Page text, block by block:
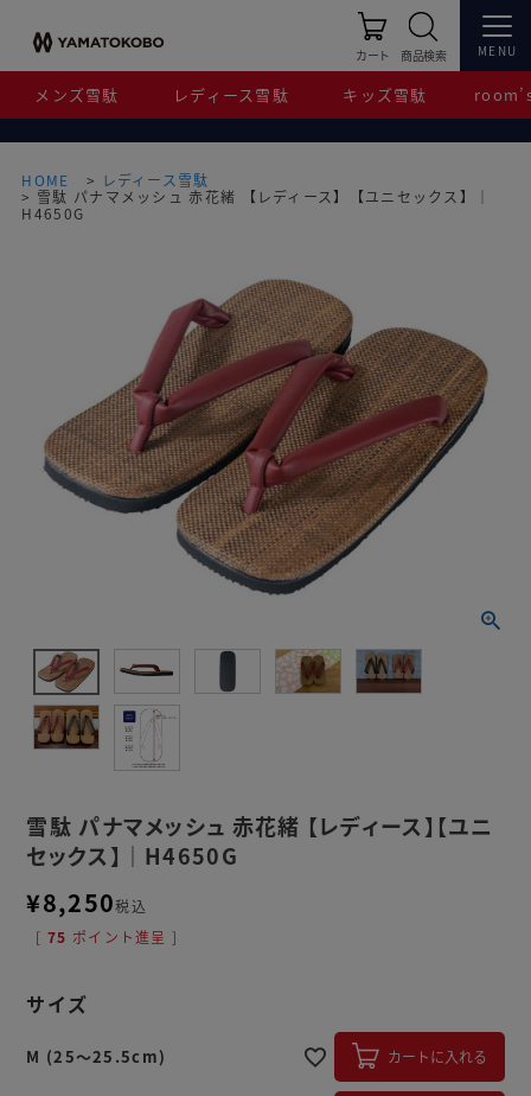
カート 商品検索
メンズ雪駄 レディース雪駄 キッズ雪駄
MENU
HOME
レディース雪駄
雪駄 パナマメッシュ 赤花緒 【レディース】【ユニセックス】｜
H4650G
雪駄 パナマメッシュ 赤花緒 【レディース】【ユニ
セックス】｜H4650G
¥8,250税込
[ 75 ポイント進呈 ]
サイズ
M (25～25.5cm) カートに入れる